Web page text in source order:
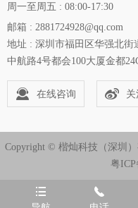
 
周一至周五 : 08:00-17:30
邮箱 : 2881724928@qq.com
地址 : 深圳市福田区华强北街
中航路4号都会100大厦金都
在线咨询
Copyright © 楷灿科技（深圳
粤ICP